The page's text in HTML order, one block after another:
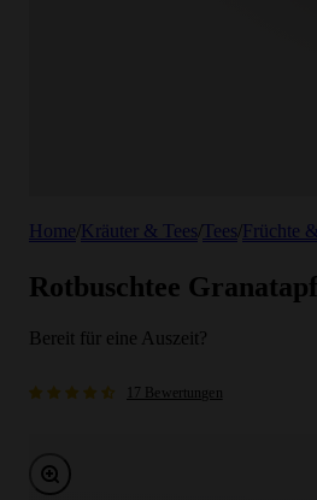
Home Kräuter & Tees Tees Früchte
Rotbuschtee
Bereit für eine Auszeit?
17 Bewertungen
Bild vergrößern